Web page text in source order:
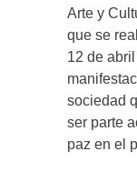
Arte y
que se
12 de
sociedad
ser parte
paz en el